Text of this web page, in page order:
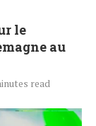
le
au
read